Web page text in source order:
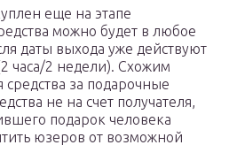
еще на этапе
можно будет в любое
даты выхода уже действуют
часа/2 недели). Схожим
за подарочные
не на счет получателя,
подарок человека
юзеров от возможной